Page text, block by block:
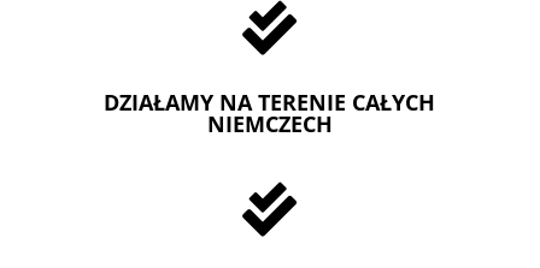

DZIAŁAMY NA TERENIE CAŁYCH
NIEMCZECH
